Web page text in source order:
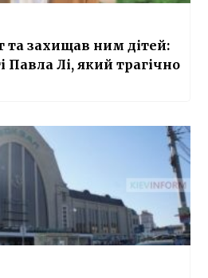
та захищав ним дітей:
Павла Лі, який трагічно